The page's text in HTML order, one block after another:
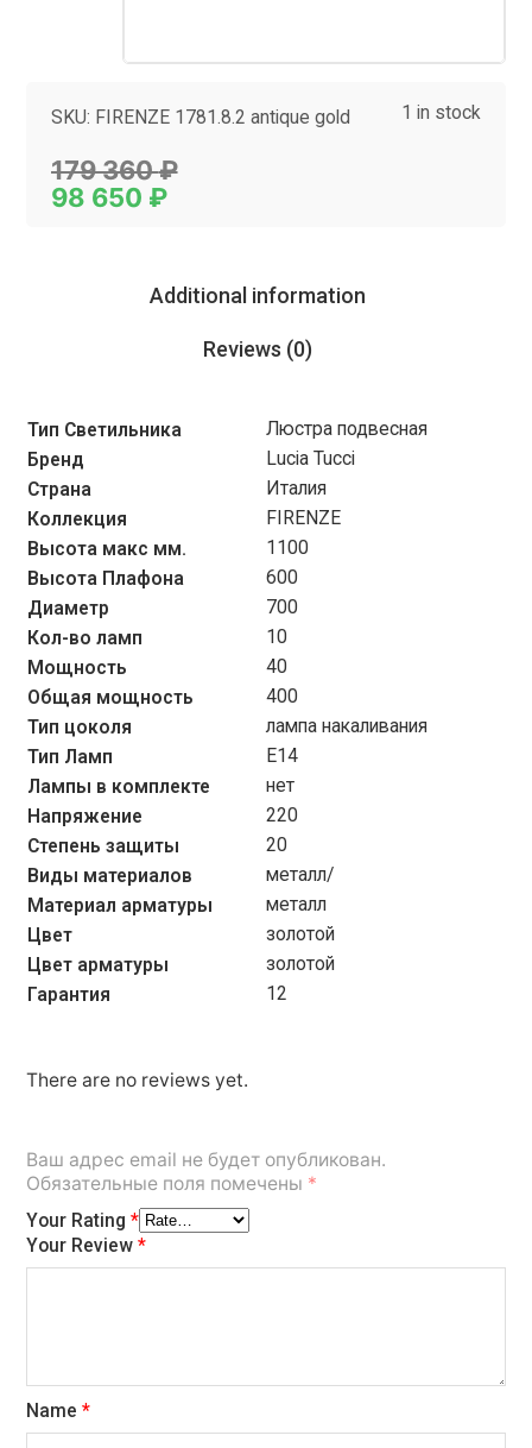
SKU: FIRENZE 1781.8.2 antique gold
Category: Люстры
1 in stock
179 360₽
98 650 ₽
Additional information
Reviews (0)
Тип Светильника
Люстра подвесная
Бренд
Lucia Tucci
Страна
Италия
Коллекция
FIRENZE
Высота макс мм.
1100
Высота Плафона
600
Диаметр
700
Кол-во ламп
10
Мощность
40
Общая мощность
400
Тип цоколя
лампа накаливания
Тип Ламп
Е14
Лампы в комплекте
нет
Напряжение
220
Степень защиты
20
Виды материалов
металл/
Материал арматуры
металл
Цвет
золотой
Цвет арматуры
золотой
Гарантия
12
There are no reviews yet.
Ваш адрес email не будет опубликован.
Обязательные поля помечены *
Your Rating*
Your Review*
Name*